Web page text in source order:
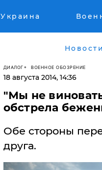
Украина
Новости
ДИАЛОГ ВОЕННОЕ ОБОЗРЕНИЕ
18 августа 2014, 14:36
"Мы не
обстрела
Обе стороны
друга.